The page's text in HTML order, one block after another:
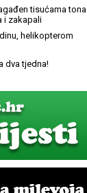
tisućama tona
i zakapali
helikopterom
dva tjedna!